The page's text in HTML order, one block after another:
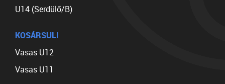
U14 (Serdülő/B)
KOSÁRSULI
Vasas U12
Vasas U11